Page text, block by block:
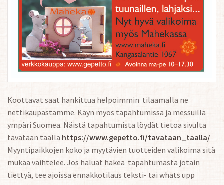
Koottavat saat hankittua helpoimmin tilaamalla ne
nettikaupastamme. Käyn myös tapahtumissa ja messuilla
ympäri Suomea. Näistä tapahtumista löydät tietoa sivulta
tavataan täällä https://www.gepetto.fi/tavataan_taalla/
Myyntipaikkojen koko ja myytävien tuotteiden valikoima sitä
mukaa vaihtelee. Jos haluat hakea tapahtumasta jotain
tiettyä, tee ajoissa ennakkotilaus teksti- tai whats upp